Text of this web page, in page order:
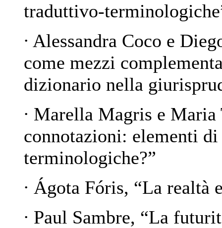
traduttivo-terminologiche
∙ Alessandra Coco e
come mezzi
dizionario nella
∙ Marella Magris e Maria
connotazioni: elementi
terminologiche?”
∙ Ágota Fóris, “La realtà
∙ Paul Sambre, “La